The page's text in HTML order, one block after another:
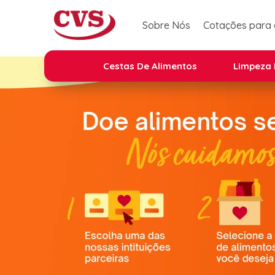
Sobre Nós Cotações para
Cestas De Alimentos Limpeza